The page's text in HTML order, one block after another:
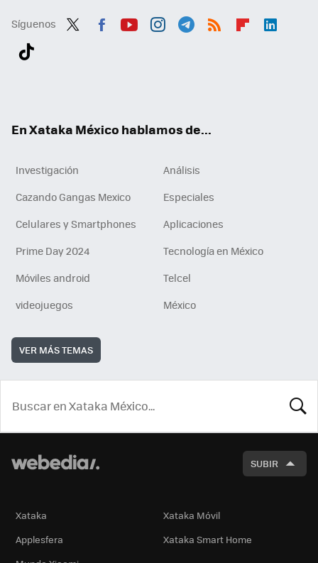
Síguenos
En Xataka México hablamos de...
Investigación
Análisis
Cazando Gangas Mexico
Especiales
Celulares y Smartphones
Aplicaciones
Prime Day 2024
Tecnología en México
Móviles android
Telcel
videojuegos
México
VER MÁS TEMAS
SUBIR
Xataka
Xataka Móvil
Applesfera
Xataka Smart Home